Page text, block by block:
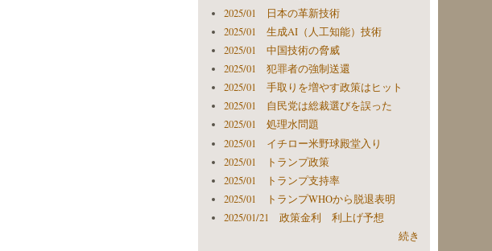
2025/01 日本の革新技術
2025/01 生成AI（人工知能）技術
2025/01 中国技術の脅威
2025/01 犯罪者の強制送還
2025/01 手取りを増やす政策はヒット
2025/01 自民党は総裁選びを誤った
2025/01 処理水問題
2025/01 イチロー米野球殿堂入り
2025/01 トランプ政策
2025/01 トランプ支持率
2025/01 トランプWHOから脱退表明
2025/01/21 政策金利 利上げ予想
続き